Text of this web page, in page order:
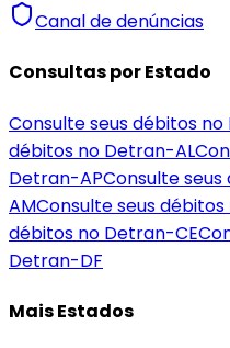
Canal de denúncias
Consultas por Estado
Consulte seus débitos
débitos no Detran-AL
Detran-APConsulte
AMConsulte seus
débitos no Detran-CE
Detran-DF
Mais Estados